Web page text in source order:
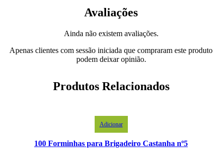
Avaliações
Ainda não existem avaliações.
Apenas clientes com sessão iniciada que compraram este produto
podem deixar opinião.
Produtos Relacionados
Adicionar
100 Forminhas para Brigadeiro Castanha nº5